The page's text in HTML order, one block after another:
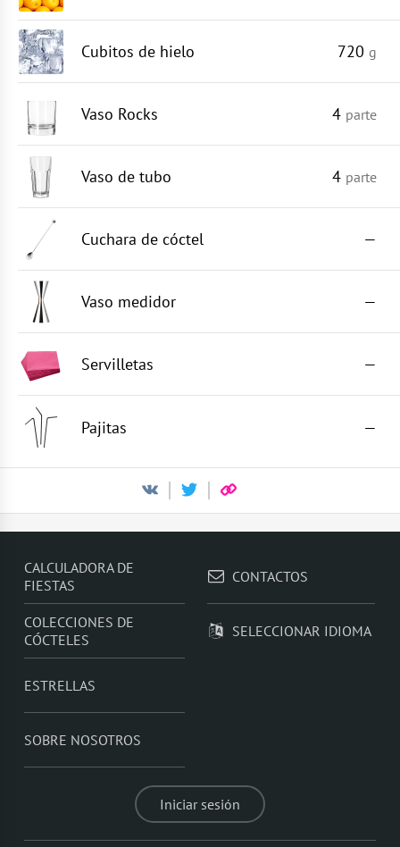
Cubitos de hielo 720 g
Vaso Rocks 4 parte
Vaso de tubo 4 parte
Cuchara de cóctel —
Vaso medidor —
Servilletas —
Pajitas —
CALCULADORA DE
FIESTAS
COLECCIONES DE
CÓCTELES
ESTRELLAS
SOBRE NOSOTROS
CONTACTOS
SELECCIONAR IDIOMA
Iniciar sesión